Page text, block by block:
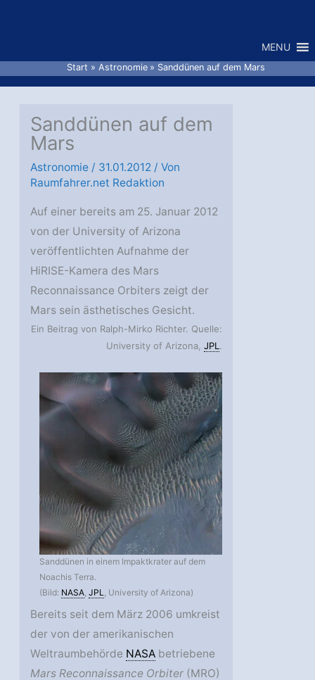
MENU
Start Astronomie Sanddünen auf dem Mars
Sanddünen auf dem
Mars
Astronomie / 31.01.2012 / Von
Raumfahrer.net Redaktion
Auf einer bereits am 25. Januar 2012
von der University of Arizona
veröffentlichten Aufnahme der
HiRISE-Kamera des Mars
Reconnaissance Orbiters zeigt der
Mars sein ästhetisches Gesicht.
Ein Beitrag von Ralph-Mirko Richter. Quelle:
University of Arizona,JPL .
Sanddünen in einem Impaktkrater auf dem
Noachis Terra.
(Bild: NASA,JPL, University of Arizona)
Bereits seit dem März 2006 umkreist
der von der amerikanischen
Weltraumbehörde NASA betriebene
Mars Reconnaissance Orbiter (MRO)